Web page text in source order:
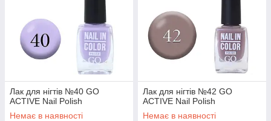
Лак для нігтів №40 GO
ACTIVE Nail Polish
Немає в наявності
Лак для нігтів №42 GO
ACTIVE Nail Polish
Немає в наявності